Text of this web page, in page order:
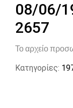
08/06/
2657
Το αρχείο
Κατηγορίες: